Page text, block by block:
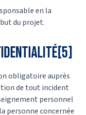
en la
du projet.
obligatoire auprès
de tout incident
personnel
personne concernée